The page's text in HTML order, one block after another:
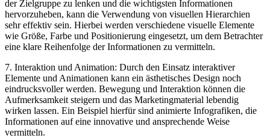
der Zielgruppe zu lenken und die ‍wichtigsten Informationen
hervorzuheben, kann die Verwendung von visuellen Hierarchien
sehr effektiv sein. Hierbei werden verschiedene‌ visuelle⁢ Elemente⁣
wie Größe,‍ Farbe und Positionierung ⁢eingesetzt, um dem⁤ Betrachter
eine klare Reihenfolge der Informationen zu vermitteln.
7. Interaktion und Animation: Durch ⁤den Einsatz‍ interaktiver
Elemente und Animationen kann ein ästhetisches Design​ noch
eindrucksvoller⁤ werden. Bewegung​ und Interaktion können ⁤die
Aufmerksamkeit steigern und das Marketingmaterial lebendig​
wirken lassen. ‌Ein Beispiel hierfür sind animierte Infografiken, die
Informationen auf eine ‍innovative und ansprechende‌ Weise
vermitteln.